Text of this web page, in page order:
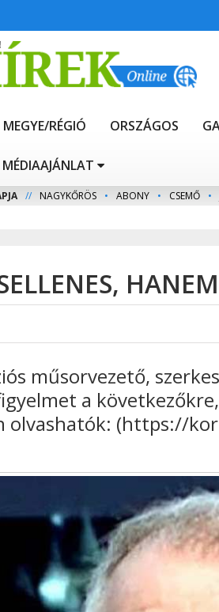
MEGYE/RÉGIÓ ORSZÁGOS
MÉDIAAJÁNLAT
// NAGYKŐRÖS • ABONY • CSEMŐ •
műsorvezető,
a következőkre,
olvashatók: (https://